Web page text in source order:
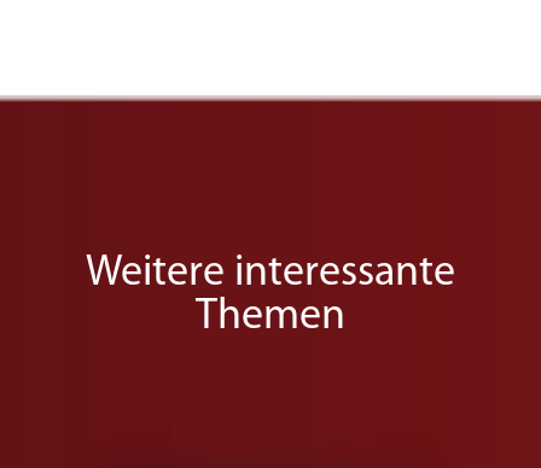
Weitere interessante
Themen